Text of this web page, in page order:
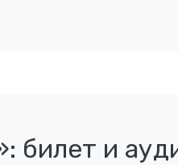
билет и